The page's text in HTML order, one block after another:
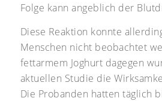
Folge kann angeblich der
Diese Reaktion konnte
Menschen nicht beobachtet
fettarmem Joghurt dagegen
aktuellen Studie die
Die Probanden hatten täglich